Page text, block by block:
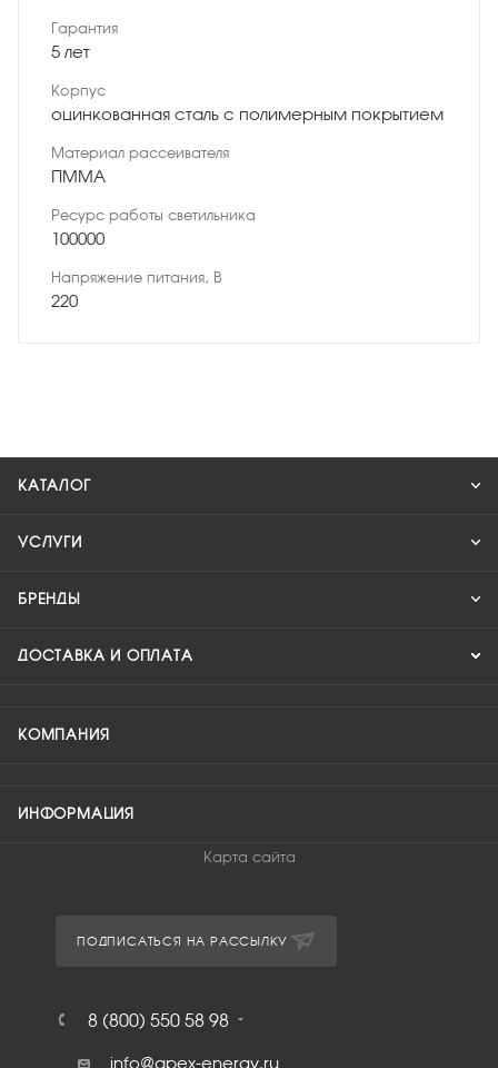
Гарантия
5 лет
Корпус
оцинкованная сталь с полимерным покрытием
Материал рассеивателя
ПММА
Ресурс работы светильника
100000
Напряжение питания, В
220
КАТАЛОГ
УСЛУГИ
БРЕНДЫ
ДОСТАВКА И ОПЛАТА
КОМПАНИЯ
ИНФОРМАЦИЯ
Карта сайта
ПОДПИСАТЬСЯ НА РАССЫЛКУ
8 (800) 550 58 98
info@apex-energy.ru